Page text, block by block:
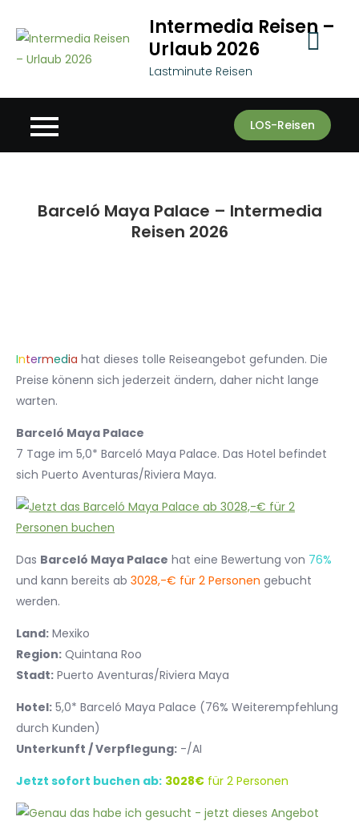
content
Intermedia Reisen –
Urlaub 2026
Lastminute Reisen
LOS-Reisen
Barceló Maya Palace – Intermedia
Reisen 2026
Intermedia hat dieses tolle Reiseangebot gefunden. Die
Preise könenn sich jederzeit ändern, daher nicht lange
warten.
Barceló Maya Palace
7 Tage im 5,0* Barceló Maya Palace. Das Hotel befindet
sich Puerto Aventuras/Riviera Maya.
Das Barceló Maya Palace hat eine Bewertung von 76%
und kann bereits ab 3028,-€ für 2 Personen gebucht
werden.
Land: Mexiko
Region: Quintana Roo
Stadt: Puerto Aventuras/Riviera Maya
Hotel: 5,0* Barceló Maya Palace (76% Weiterempfehlung
durch Kunden)
Unterkunft / Verpflegung: -/AI
Jetzt sofort buchen ab: 3028€ für 2 Personen